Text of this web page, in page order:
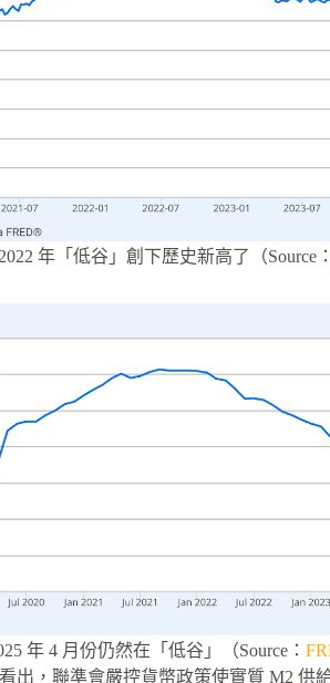
年「低谷」創下歷史新高了（Source
年 4 月份仍然在「低谷」（Source：
出，聯準會嚴控貨幣政策使實質 M2 供